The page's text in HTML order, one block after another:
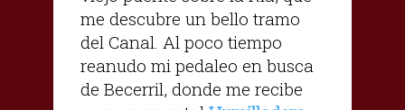
me descubre un bello tramo
del Canal. Al poco tiempo
reanudo mi pedaleo en busca
de Becerril, donde me recibe